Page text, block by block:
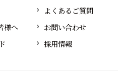
よくあるご質問
様へ
お問い合わせ
採用情報